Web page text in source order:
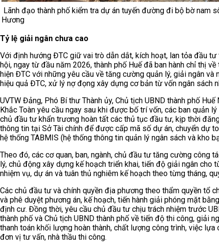
Lãnh đạo thành phố kiểm tra dự án tuyến đường đi bộ bờ nam
Hương
Tỷ lệ giải ngân chưa cao
Với định hướng ĐTC giữ vai trò dẫn dắt, kích hoạt, lan tỏa đầu tư
hội, ngay từ đầu năm 2026, thành phố Huế đã ban hành chỉ thị về
hiện ĐTC với những yêu cầu về tăng cường quản lý, giải ngân và
hiệu quả ĐTC, xử lý nợ đọng xây dựng cơ bản từ vốn ngân sách
UVTW Đảng, Phó Bí thư Thành ủy, Chủ tịch UBND thành phố Huế
Khắc Toàn yêu cầu ngay sau khi được bố trí vốn, các ban quản lý
chủ đầu tư khẩn trương hoàn tất các thủ tục đầu tư, kịp thời
thông tin tại Sở Tài chính để được cấp mã số dự án, chuyển dự
hệ thống TABMIS (hệ thống thông tin quản lý ngân sách và kho
Theo đó, các cơ quan, ban, ngành, chủ đầu tư tăng cường công
lý, chủ động xây dựng kế hoạch triển khai, tiến độ giải ngân cho
nhiệm vụ, dự án và tuân thủ nghiêm kế hoạch theo từng tháng,
Các chủ đầu tư và chính quyền địa phương theo thẩm quyền tổ
và phê duyệt phương án, kế hoạch, tiến hành giải phóng mặt
định cư. Đồng thời, yêu cầu chủ đầu tư chịu trách nhiệm trước
thành phố và Chủ tịch UBND thành phố về tiến độ thi công, giải
thanh toán khối lượng hoàn thành, chất lượng công trình, việc lựa
đơn vị tư vấn, nhà thầu thi công.